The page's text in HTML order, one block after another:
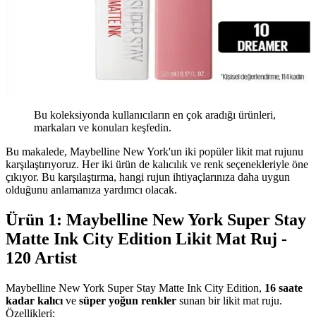
Bu koleksiyonda kullanıcıların en çok aradığı ürünleri,
markaları ve konuları keşfedin.
Bu makalede, Maybelline New York'un iki popüler likit mat rujunu
karşılaştırıyoruz. Her iki ürün de kalıcılık ve renk seçenekleriyle öne
çıkıyor. Bu karşılaştırma, hangi rujun ihtiyaçlarınıza daha uygun
olduğunu anlamanıza yardımcı olacak.
Ürün 1: Maybelline New York Super Stay
Matte Ink City Edition Likit Mat Ruj -
120 Artist
Maybelline New York Super Stay Matte Ink City Edition, 16 saate
kadar kalıcı ve süper yoğun renkler sunan bir likit mat ruju.
Özellikleri: